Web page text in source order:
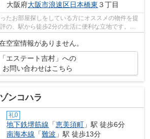
大阪府大阪市浪速区日本橋東 ３丁目
たお部屋探しをしている方にオススメの物件を提
の、駅から徒歩2分の生活に便利な立地です。鉄
空室情報がありません。
「エステート吉村」への
お問い合わせはこちら
ンコハラ
礼0
地下鉄堺筋線 「恵美須町 」駅 徒歩6分
南海本線 「難波 」駅 徒歩13分